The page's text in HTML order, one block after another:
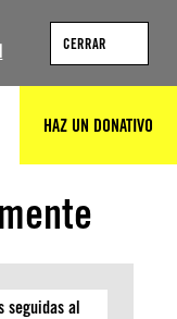
CERRAR
HAZ UN DONATIVO
seguidas al